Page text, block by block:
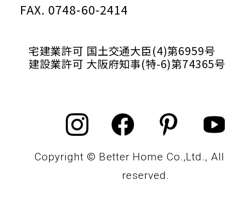
FAX. 0748-60-2414
宅建業許可 国土交通大臣(4)第6959号
建設業許可 大阪府知事(特-6)第74365
Copyright © Better Home Co.,Ltd.,
reserved.